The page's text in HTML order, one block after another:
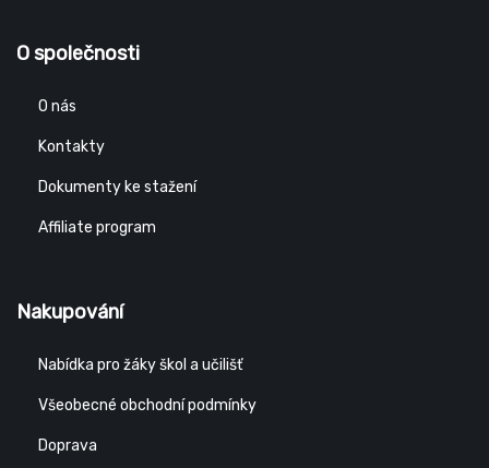
O společnosti
O nás
Kontakty
Dokumenty ke stažení
Affiliate program
Nakupování
Nabídka pro žáky škol a učilišť
Všeobecné obchodní podmínky
Doprava